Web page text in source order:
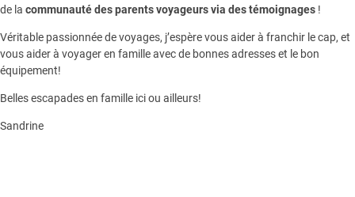
de la communauté des parents voyageurs via des témoignages !
Véritable passionnée de voyages, j’espère vous aider à franchir le cap, et
vous aider à voyager en famille avec de bonnes adresses et le bon
équipement!
Belles escapades en famille ici ou ailleurs!
Sandrine